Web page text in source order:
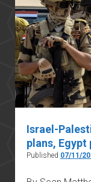
Israel-
plans, Egypt
Published 07/11/